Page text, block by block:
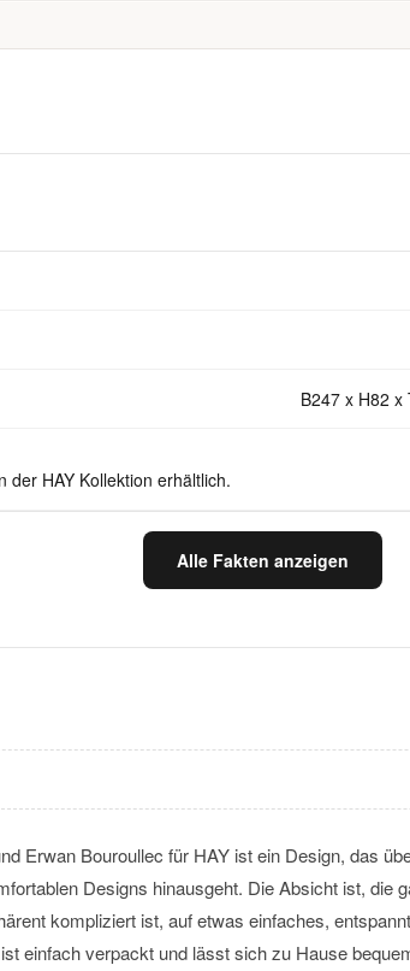
B247 x H82
der HAY Kollektion erhältlich.
Alle Fakten anzeigen
Erwan Bouroullec für HAY ist ein Design, das
Designs hinausgeht. Die Absicht ist, die
kompliziert ist, auf etwas einfaches,
einfach verpackt und lässt sich zu Hause